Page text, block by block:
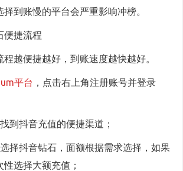
到账慢的平台会严重影响冲榜。
便捷流程
越便捷越好，到账速度越快越好。
平台 ，点击右上角注册账号并登录
到抖音充值的便捷渠道；
择抖音钻石，面额根据需求选择，如果
选择大额充值；